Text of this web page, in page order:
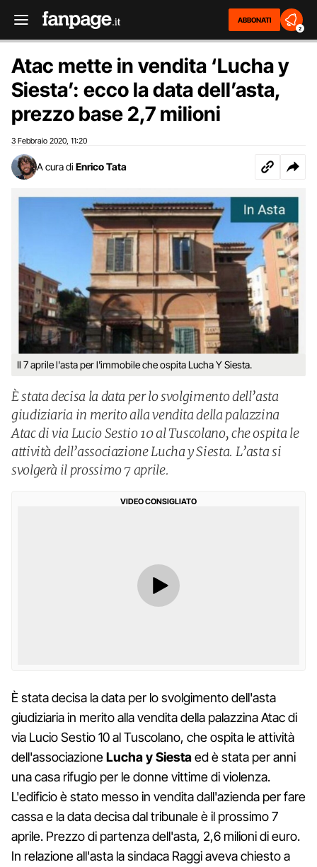
ABBONATI
2
Atac mette in vendita ‘Lucha y
Siesta’: ecco la data dell’asta,
prezzo base 2,7 milioni
3 Febbraio 2020 11:20
A cura di Enrico Tata
Il 7 aprile l'asta per l'immobile che ospita Lucha Y Siesta.
È stata decisa la data per lo svolgimento dell’asta
giudiziaria in merito alla vendita della palazzina
Atac di via Lucio Sestio 10 al Tuscolano, che ospita le
attività dell’associazione Lucha y Siesta. L’asta si
svolgerà il prossimo 7 aprile.
VIDEO CONSIGLIATO
È stata decisa la data per lo svolgimento dell'asta
giudiziaria in merito alla vendita della palazzina Atac di
via Lucio Sestio 10 al Tuscolano, che ospita le attività
dell'associazioneLucha y Siestaed è stata per anni
una casa rifugio per le donne vittime di violenza.
L'edificio è stato messo in vendita dall'azienda per fare
cassa e la data decisa dal tribunale è il prossimo 7
aprile. Prezzo di partenza dell'asta, 2,6 milioni di euro.
In relazione all'asta la sindaca Raggi aveva chiesto a